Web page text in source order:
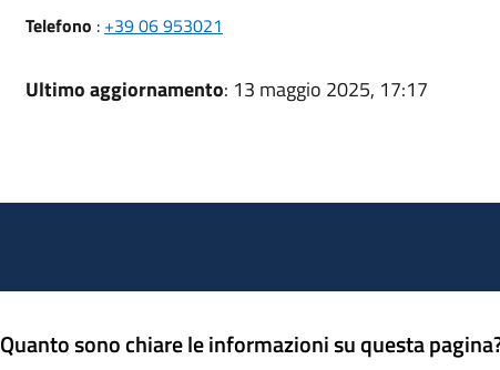
Telefono : +39 06 953021
Ultimo aggiornamento: 13 maggio 2025, 17:17
Quanto sono chiare le informazioni su questa